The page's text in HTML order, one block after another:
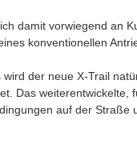
damit vorwiegend an
konventionellen
wird der neue X-Trail
Das weiterentwickelte,
auf der Straße